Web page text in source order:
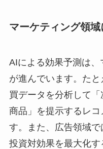
マーケティング領
AIによる効果予測は、
が進んでいます。た
買データを分析して
商品」を提示するレ
す。また、広告領域で
投資対効果を最大化